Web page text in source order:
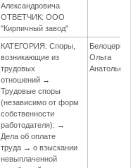
Александровича
ОТВЕТЧИК: ООО
"Кирпичный завод"
КАТЕГОРИЯ: Споры,
возникающие из
трудовых
отношений →
Трудовые споры
(независимо от форм
собственности
работодателя): →
Дела об оплате
труда → о взыскании
невыплаченной
Ольга